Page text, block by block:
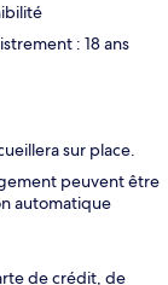
: 18 ans
sur place.
peuvent être
automatique
de crédit, de